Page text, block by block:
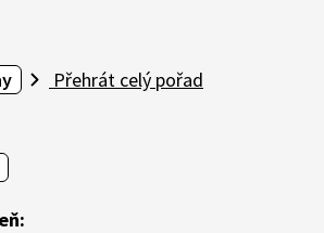
Přehrát celý pořad